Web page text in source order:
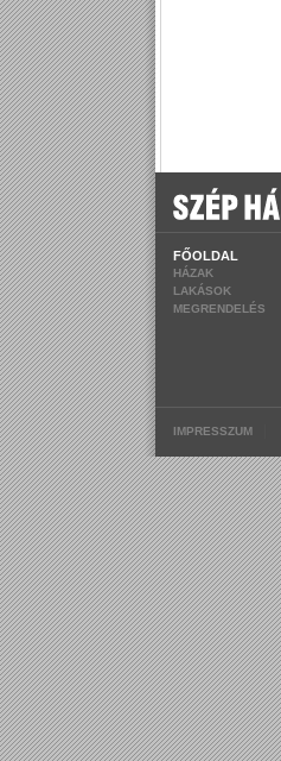
FŐOLDAL
HÁZAK
LAKÁSOK
MEGRENDELÉS
IMPRESSZUM